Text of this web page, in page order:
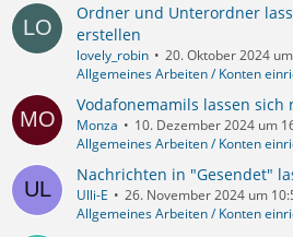
Ordner und Unterordner
erstellen
lovely_robin
20. Oktober 2024
Allgemeines Arbeiten / Konten
Vodafonemamils lassen sich
Monza
10. Dezember 2024 um
Allgemeines Arbeiten / Konten
Nachrichten in "Gesendet"
Ulli-E
26. November 2024 um
Allgemeines Arbeiten / Konten